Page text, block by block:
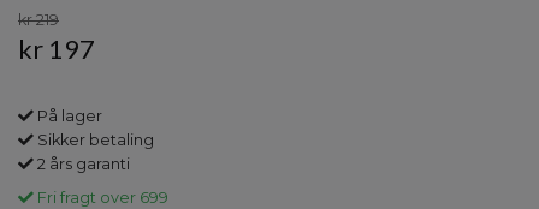
kr 219
kr 197
På lager
Sikker betaling
2 års garanti
Fri fragt over 699